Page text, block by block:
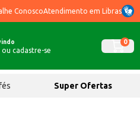
ConoscoAtendimento em Libras
cadastre-se
0
Super Ofertas